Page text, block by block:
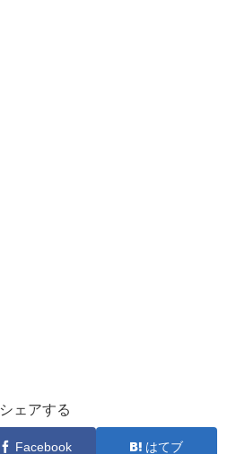
シェアする
Facebook はてブ